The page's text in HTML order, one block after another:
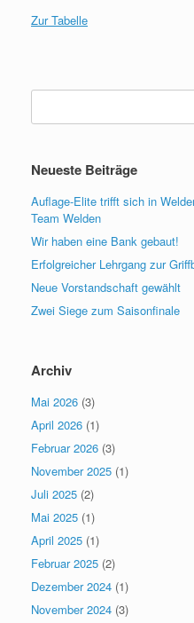
Zur Tabelle
Suchen
Neueste Beiträge
Auflage-Elite trifft sich in
Team Welden
Wir haben eine Bank gebaut!
Erfolgreicher Lehrgang zur
Neue Vorstandschaft gewählt
Zwei Siege zum Saisonfinale
Archiv
Mai 2026 (3)
April 2026 (1)
Februar 2026 (3)
November 2025 (1)
Juli 2025 (2)
Mai 2025 (1)
April 2025 (1)
Februar 2025 (2)
Dezember 2024 (1)
November 2024 (3)